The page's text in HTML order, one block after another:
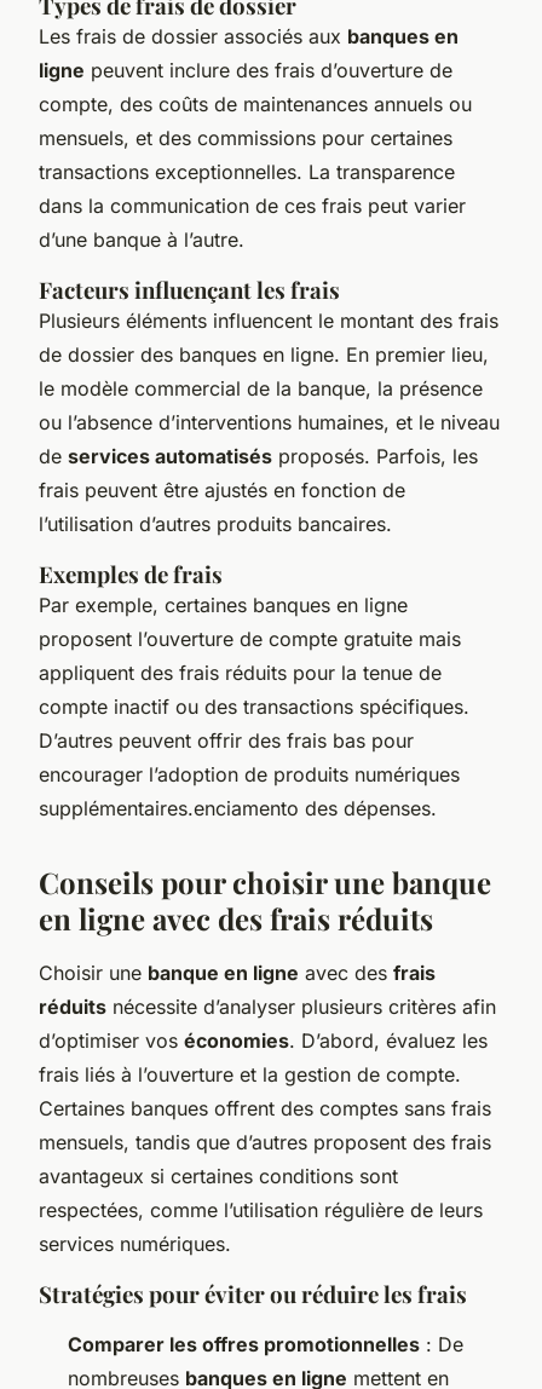
Les frais de dossier associés aux banques en
ligne peuvent inclure des frais d’ouverture de
compte, des coûts de maintenances annuels ou
mensuels, et des commissions pour certaines
transactions exceptionnelles. La transparence
dans la communication de ces frais peut varier
d’une banque à l’autre.
Facteurs influençant les frais
Plusieurs éléments influencent le montant des frais
de dossier des banques en ligne. En premier lieu,
le modèle commercial de la banque, la présence
ou l’absence d’interventions humaines, et le niveau
de services automatisés proposés. Parfois, les
frais peuvent être ajustés en fonction de
l’utilisation d’autres produits bancaires.
Exemples de frais
Par exemple, certaines banques en ligne
proposent l’ouverture de compte gratuite mais
appliquent des frais réduits pour la tenue de
compte inactif ou des transactions spécifiques.
D’autres peuvent offrir des frais bas pour
encourager l’adoption de produits numériques
supplémentaires.enciamento des dépenses.
Conseils pour choisir une banque
en ligne avec des frais réduits
Choisir une banque en ligne avec des frais
réduits nécessite d’analyser plusieurs critères afin
d’optimiser vos économies. D’abord, évaluez les
frais liés à l’ouverture et la gestion de compte.
Certaines banques offrent des comptes sans frais
mensuels, tandis que d’autres proposent des frais
avantageux si certaines conditions sont
respectées, comme l’utilisation régulière de leurs
services numériques.
Stratégies pour éviter ou réduire les frais
Comparer les offres promotionnelles : De
nombreuses banques en ligne mettent en